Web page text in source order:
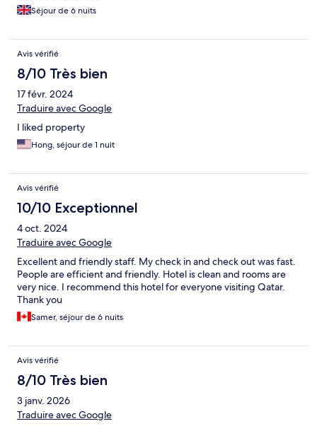
Séjour de 6 nuits
Avis vérifié
8/10 Très bien
17 févr. 2024
Traduire avec Google
I liked property
Hong, séjour de 1 nuit
Avis vérifié
10/10 Exceptionnel
4 oct. 2024
Traduire avec Google
Excellent and friendly staff. My check in and check out was fast.
People are efficient and friendly. Hotel is clean and rooms are
very nice. I recommend this hotel for everyone visiting Qatar.
Thank you
Samer, séjour de 6 nuits
Avis vérifié
8/10 Très bien
3 janv. 2026
Traduire avec Google